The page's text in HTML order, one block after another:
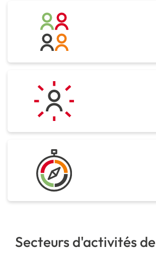
Secteurs d'activités de